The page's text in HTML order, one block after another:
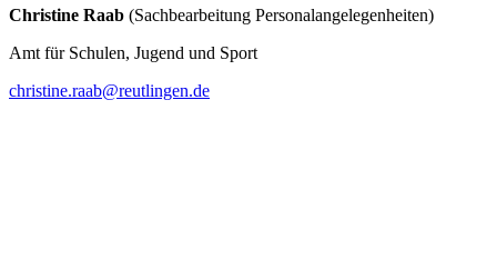
Christine Raab (Sachbearbeitung Personalangelegenheiten)
Amt für Schulen, Jugend und Sport
christine.raab@reutlingen.de